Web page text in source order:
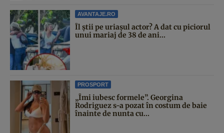
AVANTAJE.RO
Îl știi pe uriașul actor? A dat cu piciorul
unui mariaj de 38 de ani...
PROSPORT
„Îmi iubesc formele”. Georgina
Rodriguez s-a pozat în costum de baie
înainte de nunta cu...